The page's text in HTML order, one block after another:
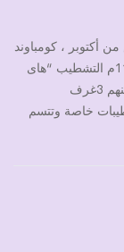
من أكتوبر ، كومباوند
الروضة بجانب مول مصر ، فيلا g24 .. المساحة 1169م التشطيب “هاى
سوبر لوكس” وتتكون من (4ريسبشن+6غرف من بينهم 3غرف
.. تشطيبات خاصة وتتسم